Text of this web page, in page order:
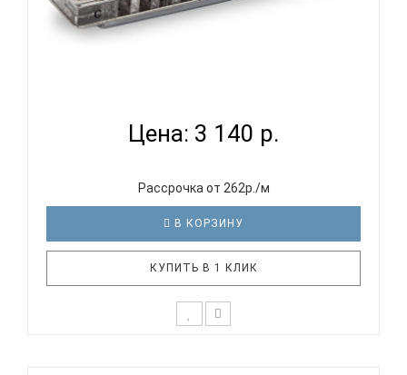
Цена: 3 140 р.
Рассрочка от 262р./м
В КОРЗИНУ
КУПИТЬ В 1 КЛИК